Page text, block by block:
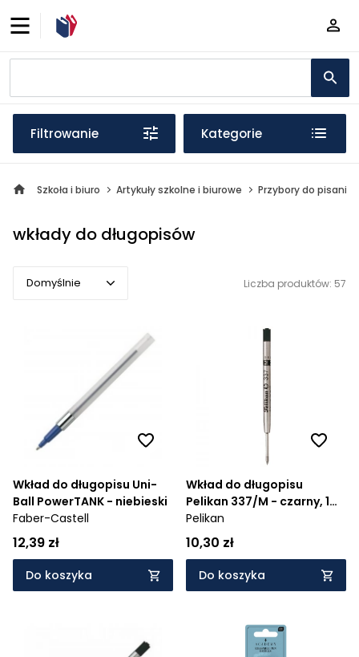
Filtrowanie Kategorie
Szkoła i biuro Artykuły szkolne i biurowe Przybory do pisania
wkłady do długopisów
Domyślnie
Cena rosnąco
Cena malejąco
Od najnowszych
Od najstarszych
Liczba produktów: 57
Wkład do długopisu Uni-
Ball PowerTANK - niebieski
Faber-Castell
12,39 zł
Do koszyka
Wkład do długopisu
Pelikan 337/M - czarny, 1
szt.
Pelikan
10,30 zł
Do koszyka